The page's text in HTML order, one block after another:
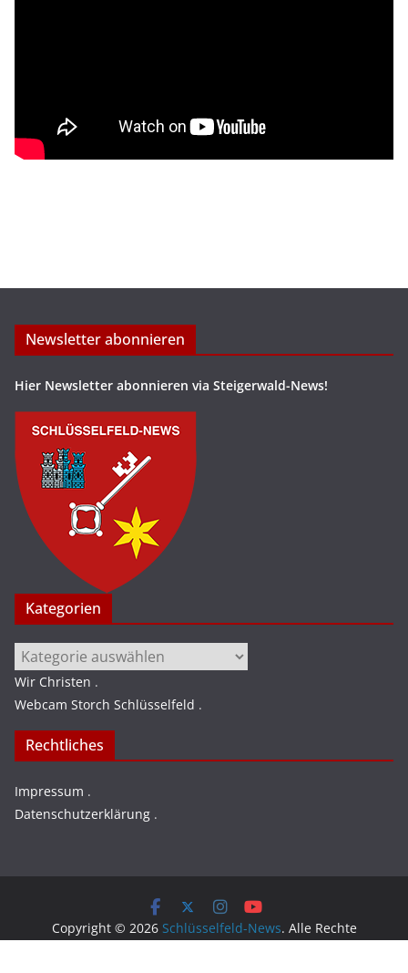
Newsletter abonnieren
Hier Newsletter abonnieren via Steigerwald-News!
Kategorien
Kategorien
Wir Christen .
Webcam Storch Schlüsselfeld .
Rechtliches
Impressum .
Datenschutzerklärung .
Copyright © 2026 Schlüsselfeld-News. Alle Rechte